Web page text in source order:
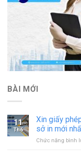
BÀI MỚI
11
Th6
Xin giấy
sở in mới
Chức năng bình